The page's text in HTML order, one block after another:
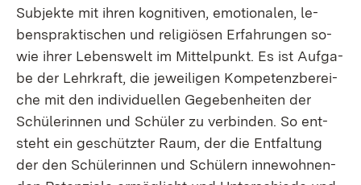
Sub­jek­te mit ih­ren ko­gni­ti­ven, emo­tio­na­len, le­
bens­prak­ti­schen und re­li­giö­sen Er­fah­run­gen so­
wie ih­rer Le­bens­welt im Mit­tel­punkt. Es ist Auf­ga­
be der Lehr­kraft, die je­wei­li­gen Kom­pe­tenz­be­rei­
che mit den in­di­vi­du­el­len Ge­ge­ben­hei­ten der
Schü­le­rin­nen und Schü­ler zu ver­bin­den. So ent­
steht ein ge­schütz­ter Raum, der die Ent­fal­tung
der den Schü­le­rin­nen und Schü­lern in­ne­woh­nen­